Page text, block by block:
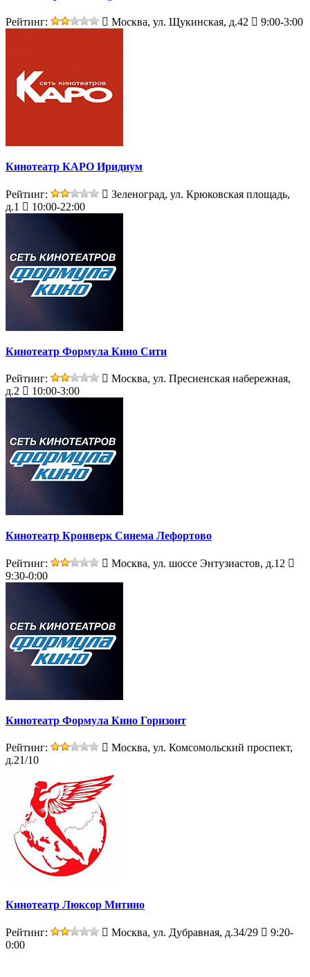
Рейтинг: Москва, ул. Щукинская, д.42 9:00-3:00
Кинотеатр КАРО Иридиум
Рейтинг:
Зеленоград, ул. Крюковская площадь,
д.1
10:00-22:00
Кинотеатр Формула Кино Сити
Рейтинг:
Москва, ул. Пресненская набережная,
д.2
10:00-3:00
Кинотеатр Кронверк Синема Лефортово
Рейтинг:
Москва, ул. шоссе Энтузиастов, д.12
9:30-0:00
Кинотеатр Формула Кино Горизонт
Рейтинг:
Москва, ул. Комсомольский проспект,
д.21/10
Кинотеатр Люксор Митино
Рейтинг: Москва, ул. Дубравная, д.34/29
9:20-
0:00